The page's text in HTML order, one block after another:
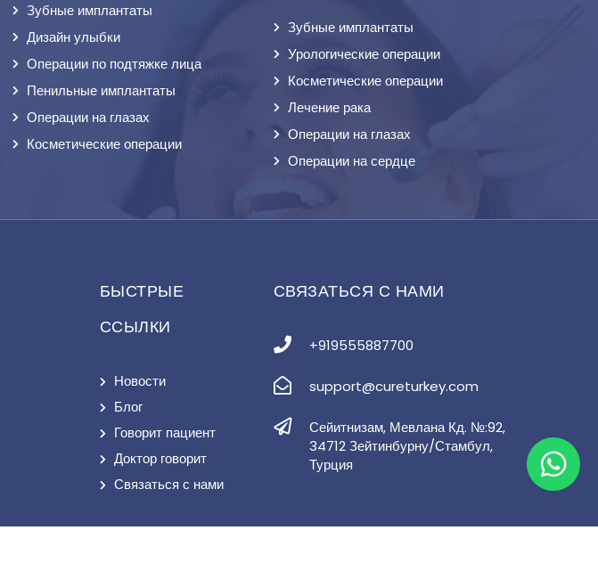
Зубные имплантаты
Дизайн улыбки
Операции по подтяжке лица
Пенильные имплантаты
Операции на глазах
Косметические операции
Зубные имплантаты
Урологические операции
Косметические операции
Лечение рака
Операции на глазах
Операции на сердце
БЫСТРЫЕ
ССЫЛКИ
Новости
Блог
Говорит пациент
Доктор говорит
Связаться с нами
СВЯЗАТЬСЯ С НАМИ
+919555887700
support@cureturkey.com
Сейитнизам, Мевлана Кд. №:92,
34712 Зейтинбурну/Стамбул,
Турция